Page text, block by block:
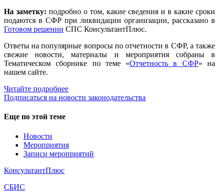
На заметку: подробно о том, какие сведения и в какие сроки
подаются в СФР при ликвидации организации, рассказано в
Готовом решении СПС КонсультантПлюс.
Ответы на популярные вопросы по отчетности в СФР, а также
свежие новости, материалы и мероприятия собраны в
Тематическом сборнике по теме «Отчетность в СФР» на
нашем сайте.
Читайте подробнее
Подписаться на новости законодательства
Еще по этой теме
Новости
Мероприятия
Записи мероприятий
КонсультантПлюс
СБИС